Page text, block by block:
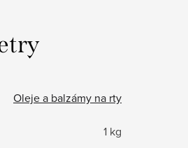
Oleje a balzámy na rty
1 kg